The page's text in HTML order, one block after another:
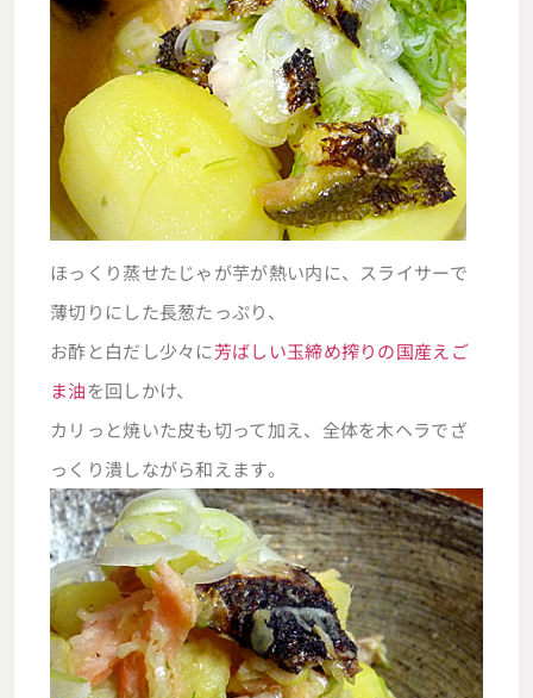
ほっくり蒸せたじゃが芋が熱い内に、スライサーで
薄切りにした長葱たっぷり、
お酢と白だし少々に芳ばしい玉締め搾りの国産えご
ま油を回しかけ、
カリっと焼いた皮も切って加え、全体を木ヘラでざ
っくり潰しながら和えます。